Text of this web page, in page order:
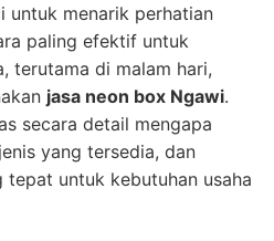
untuk menarik perhatian
paling efektif untuk
terutama di malam hari,
jasa neon box Ngawi.
secara detail mengapa
yang tersedia, dan
tepat untuk kebutuhan usaha